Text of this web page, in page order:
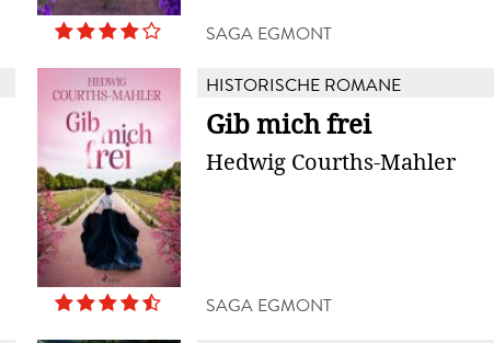
SAGA EGMONT
HISTORISCHE ROMANE
Gib mich frei
Hedwig Courths-Mahler
SAGA EGMONT